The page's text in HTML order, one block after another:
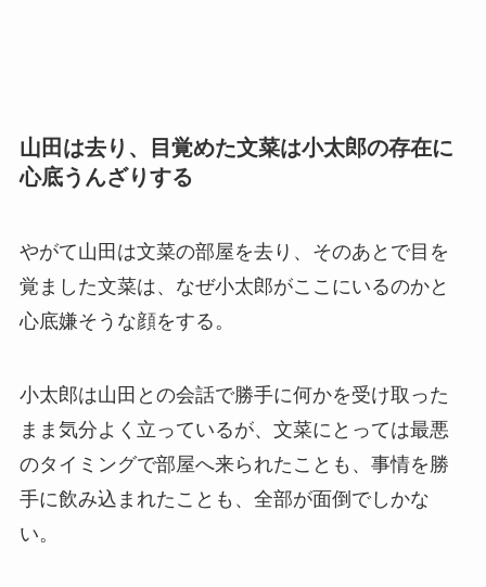
山田は去り、目覚めた文菜は小太郎の存在に
心底うんざりする
やがて山田は文菜の部屋を去り、そのあとで目を
覚ました文菜は、なぜ小太郎がここにいるのかと
心底嫌そうな顔をする。
小太郎は山田との会話で勝手に何かを受け取った
まま気分よく立っているが、文菜にとっては最悪
のタイミングで部屋へ来られたことも、事情を勝
手に飲み込まれたことも、全部が面倒でしかな
い。